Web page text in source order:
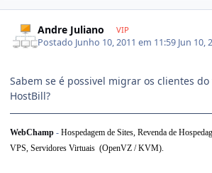
Andre Juliano VIP
Postado Junho 10, 2011 em 11:59 Jun 10,
Sabem se é possivel migrar os clientes
HostBill?
WebChamp - Hospedagem de Sites, Revenda de
VPS, Servidores Virtuais (OpenVZ / KVM).